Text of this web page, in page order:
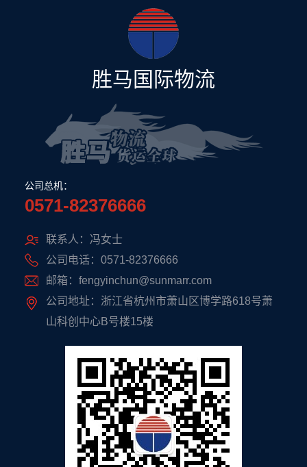
胜马国际物流
公司总机：
0571-82376666
联系人：冯女士
公司电话：0571-82376666
邮箱：fengyinchun@sunmarr.com
公司地址：浙江省杭州市萧山区博学路618号萧
山科创中心B号楼15楼